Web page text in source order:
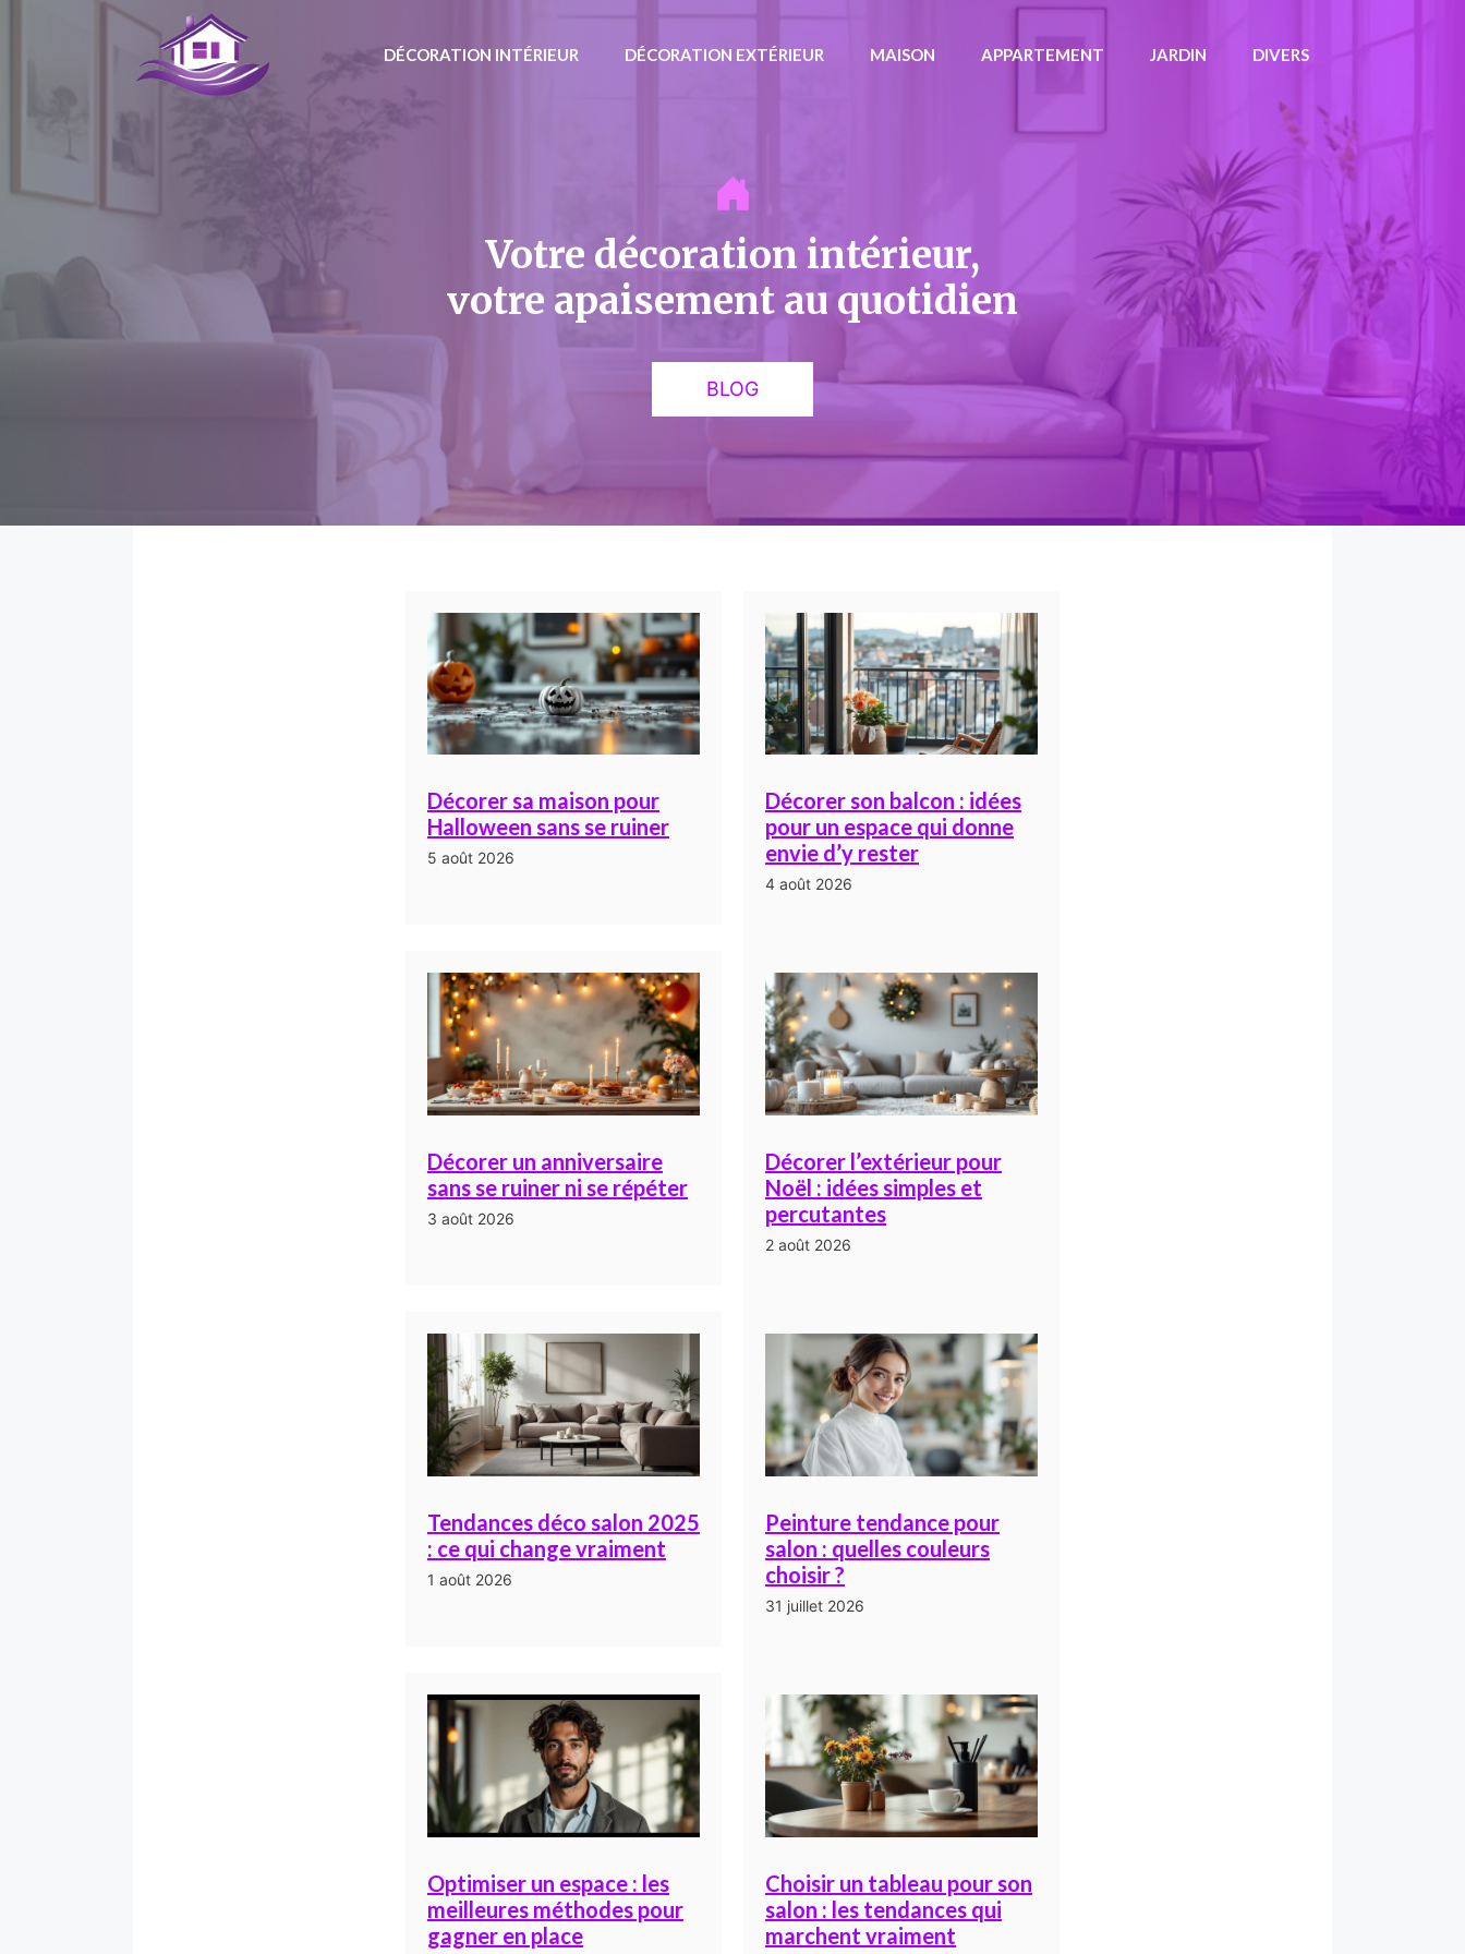
DÉCORATION INTÉRIEUR DÉCORATION EXTÉRIEUR MAISON APPARTEMENT JARDIN DIVERS
Votre décoration intérieur,
votre apaisement au quotidien
BLOG
Décorer sa maison pour
Halloween sans se ruiner
5 août 2026
Décorer son balcon : idées
pour un espace qui donne
envie d’y rester
4 août 2026
Décorer un anniversaire
sans se ruiner ni se répéter
3 août 2026
Décorer l’extérieur pour
Noël : idées simples et
percutantes
2 août 2026
Tendances déco salon 2025
: ce qui change vraiment
1 août 2026
Peinture tendance pour
salon : quelles couleurs
choisir ?
31 juillet 2026
Optimiser un espace : les
meilleures méthodes pour
gagner en place
Choisir un tableau pour son
salon : les tendances qui
marchent vraiment